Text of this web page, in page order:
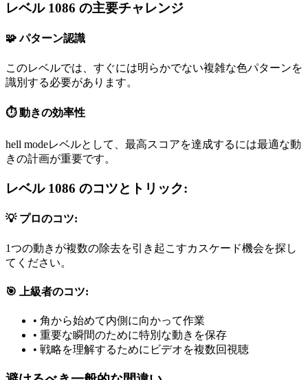
レベル 1086 の主要チャレンジ
🧩 パターン認識
このレベルでは、すぐには明らかでない複雑な色パターンを
識別する必要があります。
⏱️ 動きの効率性
hell modeレベルとして、最高スコアを達成するには最適な動
きの計画が重要です。
レベル 1086 のコツとトリック:
💡 プロのコツ:
1つの動きが複数の除去を引き起こすカスケード機会を探し
てください。
🎯 上級者のコツ:
• 角から始めて内側に向かって作業
• 重要な瞬間のために特別な動きを保存
• 戦略を理解するためにビデオを複数回視聴